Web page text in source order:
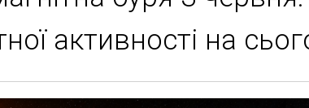
активності на